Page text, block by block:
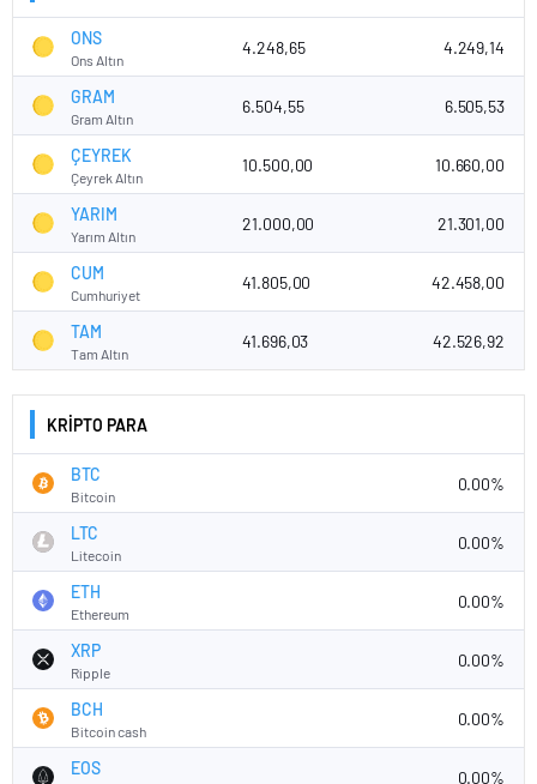
ONS
Ons Altın
4.248,65 4.249,14
GRAM
Gram Altın
6.504,55 6.505,53
ÇEYREK
Çeyrek Altın
10.500,00 10.660,00
YARIM
Yarım Altın
21.000,00 21.301,00
CUM
Cumhuriyet
41.805,00 42.458,00
TAM
Tam Altın
41.696,03 42.526,92
KRİPTO PARA
BTC
Bitcoin
0.00%
LTC
Litecoin
0.00%
ETH
Ethereum
0.00%
XRP
Ripple
0.00%
BCH
Bitcoin cash
0.00%
EOS 0.00%